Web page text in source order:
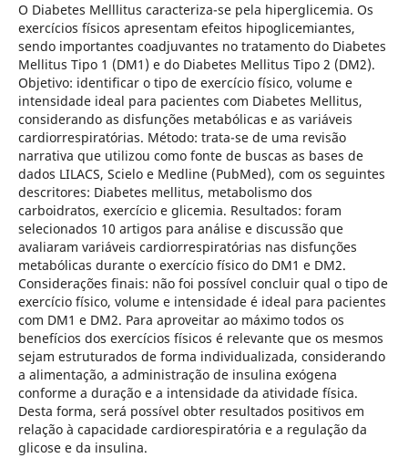
O Diabetes Melllitus caracteriza-se pela hiperglicemia. Os
exercícios físicos apresentam efeitos hipoglicemiantes,
sendo importantes coadjuvantes no tratamento do Diabetes
Mellitus Tipo 1 (DM1) e do Diabetes Mellitus Tipo 2 (DM2).
Objetivo: identificar o tipo de exercício físico, volume e
intensidade ideal para pacientes com Diabetes Mellitus,
considerando as disfunções metabólicas e as variáveis
cardiorrespiratórias. Método: trata-se de uma revisão
narrativa que utilizou como fonte de buscas as bases de
dados LILACS, Scielo e Medline (PubMed), com os seguintes
descritores: Diabetes mellitus, metabolismo dos
carboidratos, exercício e glicemia. Resultados: foram
selecionados 10 artigos para análise e discussão que
avaliaram variáveis cardiorrespiratórias nas disfunções
metabólicas durante o exercício físico do DM1 e DM2.
Considerações finais: não foi possível concluir qual o tipo de
exercício físico, volume e intensidade é ideal para pacientes
com DM1 e DM2. Para aproveitar ao máximo todos os
benefícios dos exercícios físicos é relevante que os mesmos
sejam estruturados de forma individualizada, considerando
a alimentação, a administração de insulina exógena
conforme a duração e a intensidade da atividade física.
Desta forma, será possível obter resultados positivos em
relação à capacidade cardiorespiratória e a regulação da
glicose e da insulina.